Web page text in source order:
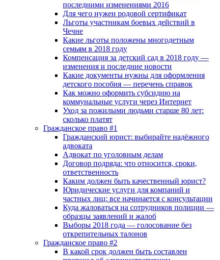
последними изменениями 2016
Для чего нужен родовой сертификат
Льготы участникам боевых действий в
Чечне
Какие льготы положены многодетным
семьям в 2018 году
Компенсация за детский сад в 2018 году —
изменения и последние новости
Какие документы нужны для оформления
детского пособия — перечень справок
Как можно оформить субсидию на
коммунальные услуги через Интернет
Уход за пожилыми людьми старше 80 лет:
сколько платят
Гражданское право #1
Гражданский юрист: выбирайте надёжного
адвоката
Адвокат по уголовным делам
Договор подряда: что относится, сроки,
ответственность
Каким должен быть качественный юрист?
Юридические услуги для компаний и
частных лиц: все начинается с консультации
Куда жаловаться на сотрудников полиции —
образцы заявлений и жалоб
Выборы 2018 года — голосование без
открепительных талонов
Гражданское право #2
В какой срок должен быть составлен